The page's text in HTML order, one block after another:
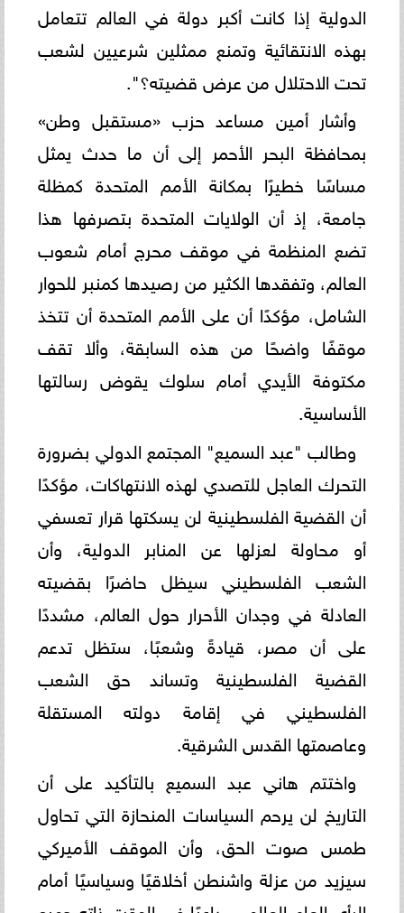
الدولية إذا كانت أكبر دولة في العالم تتعامل
بهذه الانتقائية وتمنع ممثلين شرعيين لشعب
تحت الاحتلال من عرض قضيته؟".
وأشار أمين مساعد حزب «مستقبل وطن»
بمحافظة البحر الأحمر إلى أن ما حدث يمثل
مساسًا خطيرًا بمكانة الأمم المتحدة كمظلة
جامعة، إذ أن الولايات المتحدة بتصرفها هذا
تضع المنظمة في موقف محرج أمام شعوب
العالم، وتفقدها الكثير من رصيدها كمنبر للحوار
الشامل، مؤكدًا أن على الأمم المتحدة أن تتخذ
موقفًا واضحًا من هذه السابقة، وألا تقف
مكتوفة الأيدي أمام سلوك يقوض رسالتها
الأساسية.
وطالب "عبد السميع" المجتمع الدولي بضرورة
التحرك العاجل للتصدي لهذه الانتهاكات، مؤكدًا
أن القضية الفلسطينية لن يسكتها قرار تعسفي
أو محاولة لعزلها عن المنابر الدولية، وأن
الشعب الفلسطيني سيظل حاضرًا بقضيته
العادلة في وجدان الأحرار حول العالم، مشددًا
على أن مصر، قيادةً وشعبًا، ستظل تدعم
القضية الفلسطينية وتساند حق الشعب
الفلسطيني في إقامة دولته المستقلة
وعاصمتها القدس الشرقية.
واختتم هاني عبد السميع بالتأكيد على أن
التاريخ لن يرحم السياسات المنحازة التي تحاول
طمس صوت الحق، وأن الموقف الأميركي
سيزيد من عزلة واشنطن أخلاقيًا وسياسيًا أمام